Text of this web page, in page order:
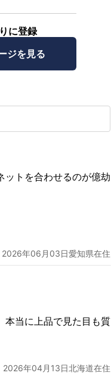
に登録
ジを見る
ットを合わせるのが億劫
2026年06月03日愛知県在住
本当に上品で見た目も質
2026年04月13日北海道在住